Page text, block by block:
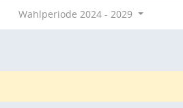
Wahlperiode 2024 - 2029